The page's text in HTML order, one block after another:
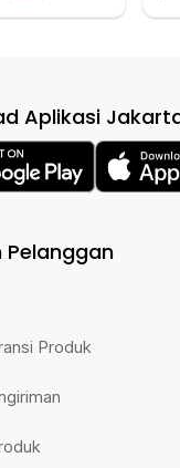
Aplikasi
Pelanggan
Produk